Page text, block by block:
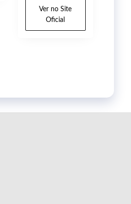
Ver no Site
Oficial